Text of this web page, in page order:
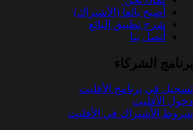
أصبح بائعا (الأشتراك)
شرح تطبيق البائع
أتصل بنا
برنامج الشركاء
تسجيل في برنامج الأفليت
دخول الأفليت
شروط الأشتراك في الأفليت